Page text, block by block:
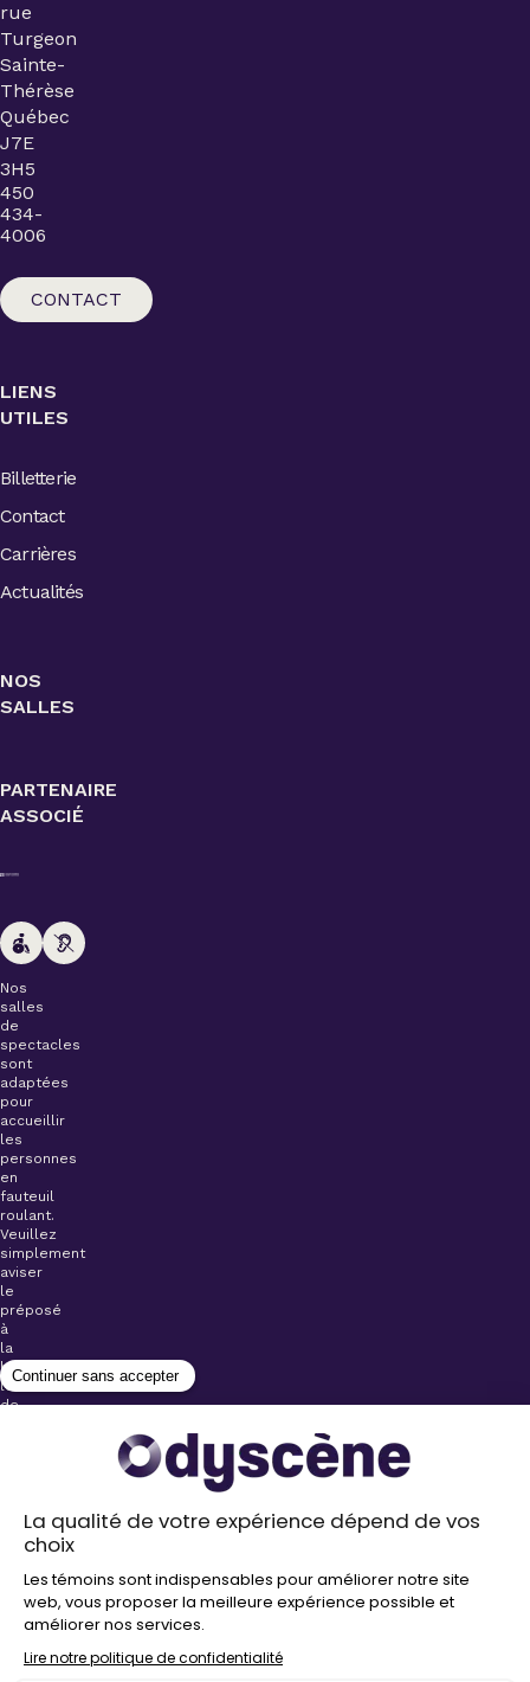
rue
Turgeon
Sainte-
Thérèse
Québec
J7E
3H5
450
434-
4006
CONTACT
LIENS
UTILES
Billetterie
Contact
Carrières
Actualités
NOS
SALLES
PARTENAIRE
ASSOCIÉ
Nos
salles
de
spectacles
sont
adaptées
pour
accueillir
les
personnes
en
fauteuil
roulant.
Veuillez
simplement
aviser
le
préposé
à
la
billetterie
lors
de
Stationnements
proximité de
nos salles
Politique de